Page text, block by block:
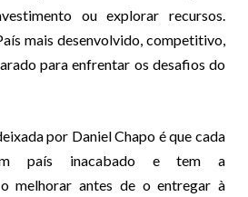
ou explorar recursos.
mais desenvolvido, competitivo,
para enfrentar os desafios do
por Daniel Chapo é que cada
país inacabado e tem a
melhorar antes de o entregar à